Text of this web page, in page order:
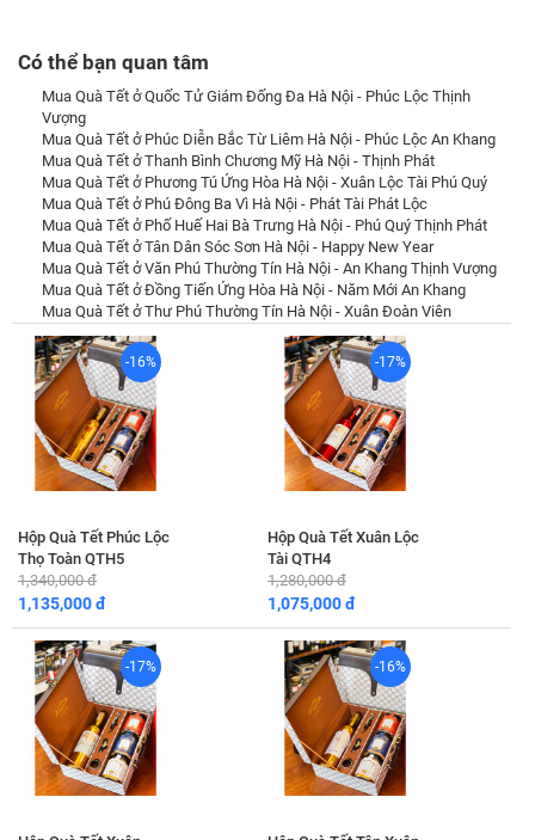
Có thể bạn quan tâm
Mua Quà Tết ở Quốc Tử Giám Đống Đa Hà Nội - Phúc Lộc Thịnh
Vượng
Mua Quà Tết ở Phúc Diễn Bắc Từ Liêm Hà Nội - Phúc Lộc An Khang
Mua Quà Tết ở Thanh Bình Chương Mỹ Hà Nội - Thịnh Phát
Mua Quà Tết ở Phương Tú Ứng Hòa Hà Nội - Xuân Lộc Tài Phú Quý
Mua Quà Tết ở Phú Đông Ba Vì Hà Nội - Phát Tài Phát Lộc
Mua Quà Tết ở Phố Huế Hai Bà Trưng Hà Nội - Phú Quý Thịnh Phát
Mua Quà Tết ở Tân Dân Sóc Sơn Hà Nội - Happy New Year
Mua Quà Tết ở Văn Phú Thường Tín Hà Nội - An Khang Thịnh Vượng
Mua Quà Tết ở Đồng Tiến Ứng Hòa Hà Nội - Năm Mới An Khang
Mua Quà Tết ở Thư Phú Thường Tín Hà Nội - Xuân Đoàn Viên
-16%
Hộp Quà Tết Phúc Lộc
Thọ Toàn QTH5
1,340,000 đ
1,135,000 đ
-17%
Hộp Quà Tết Xuân Lộc
Tài QTH4
1,280,000 đ
1,075,000 đ
-17% -16%